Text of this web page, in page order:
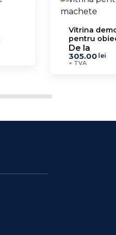
Vitrina
pentru
colectie
De la
305.00 lei
+ TVA